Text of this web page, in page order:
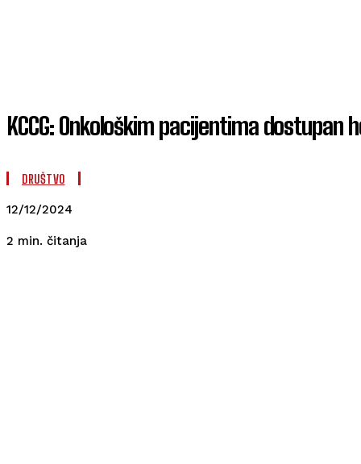
KCCG: Onkološkim pacijentima dostupan
DRUŠTVO
12/12/2024
2 min. čitanja